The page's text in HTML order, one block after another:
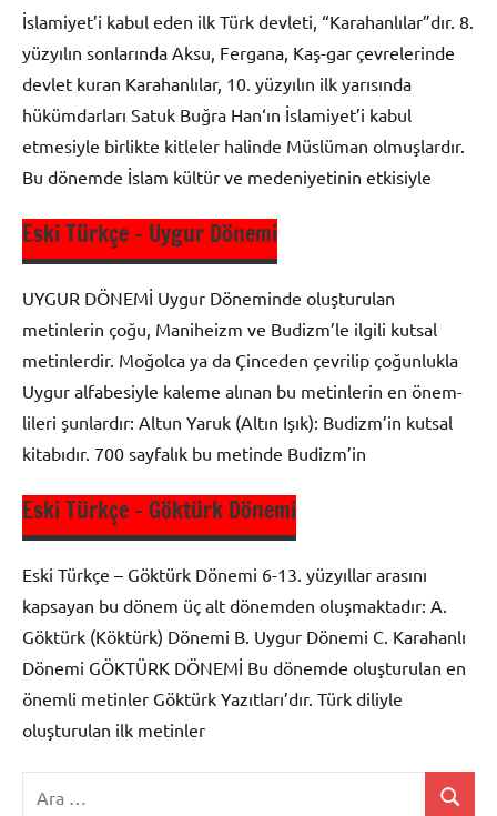
Dil ve
Anlatım
İslamiyet’i kabul eden ilk Türk devleti, “Karahanlılar”dır. 8.
yüzyılın sonlarında Aksu, Fergana, Kaş-gar çevrelerinde
devlet kuran Karahanlılar, 10. yüzyılın ilk yarısında
hükümdarları Satuk Buğra Han‘ın İslamiyet’i kabul
etmesiyle birlikte kitleler halinde Müslüman olmuşlardır.
Bu dönemde İslam kültür ve medeniyetinin etkisiyle
9. Sınıf
Eski Türkçe – Uygur Dönemi
UYGUR DÖNEMİ Uygur Döneminde oluşturulan
metinlerin çoğu, Maniheizm ve Budizm’le ilgili kutsal
metinlerdir. Moğolca ya da Çinceden çevrilip çoğunlukla
Uy­gur alfabesiyle kaleme alınan bu metinlerin en önem­
lileri şunlardır: Altun Yaruk (Altın Işık): Budizm’in kutsal
kita­bıdır. 700 sayfalık bu metinde Budizm’in
9. Sınıf
Dil ve
Eski Türkçe – Göktürk Dönemi
Eski Türkçe – Göktürk Dönemi 6-13. yüzyıllar arasını
kapsayan bu dönem üç alt dönemden oluşmaktadır: A.
Göktürk (Köktürk) Dönemi B. Uygur Dönemi C. Karahanlı
Dönemi GÖKTÜRK DÖNEMİ Bu dönemde oluşturulan en
önemli metinler Göktürk Yazıtları’dır. Türk diliyle
oluşturulan ilk metinler
Ara